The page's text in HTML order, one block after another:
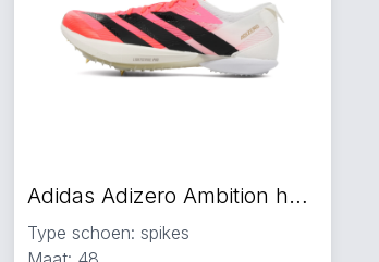
Adidas Adizero Ambition hardloopschoenen rood
Type schoen: spikes